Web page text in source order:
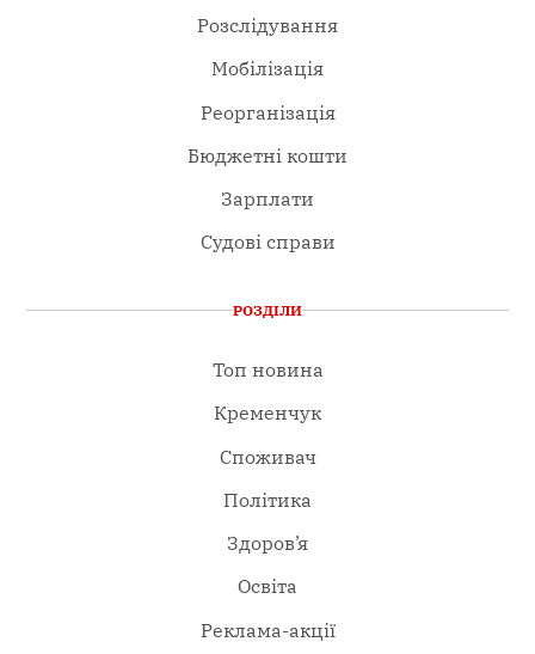
Розслідування
Мобілізація
Реорганізація
Бюджетні кошти
Зарплати
Судові справи
РОЗДІЛИ
Топ новина
Кременчук
Споживач
Політика
Здоров’я
Освіта
Реклама-акції